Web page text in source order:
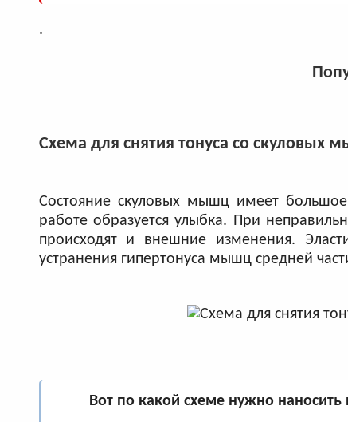
.
Схема для снятия тонуса со скуловых
Состояние скуловых мышц имеет
работе образуется улыбка. При
происходят и внешние изменения.
устранения гипертонуса мышц средней
Вот по какой схеме нужно